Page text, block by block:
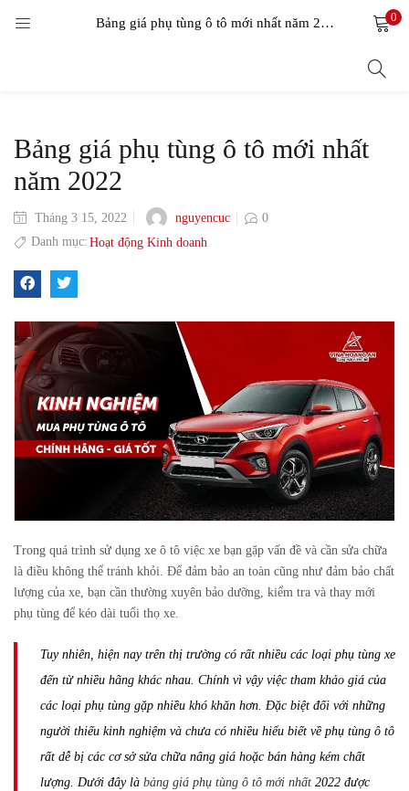
Bảng giá phụ tùng ô tô mới nhất năm 2022 0
Bảng giá phụ tùng ô tô mới nhất
năm 2022
Tháng 3 15, 2022 nguyencuc
0
Danh mục: Hoạt động Kinh doanh
Trong quá trình sử dụng xe ô tô việc xe bạn gặp vấn đề và cần sửa chữa
là điều không thể tránh khỏi. Để đảm bảo an toàn cũng như đảm bảo chất
lượng của xe, bạn cần thường xuyên bảo dưỡng, kiểm tra và thay mới
phụ tùng để kéo dài tuổi thọ xe.
Tuy nhiên, hiện nay trên thị trường có rất nhiều các loại phụ tùng xe
đến từ nhiều hãng khác nhau. Chính vì vậy việc tham khảo giá của
các loại phụ tùng gặp nhiều khó khăn hơn. Đặc biệt đối với những
người thiếu kinh nghiệm và chưa có nhiều hiểu biết về phụ tùng ô tô
rất dễ bị các cơ sở sửa chữa nâng giá hoặc bán hàng kém chất
lượng. Dưới đây là bảng giá phụ tùng ô tô mới nhất 2022 được
LOGIN
Remember me